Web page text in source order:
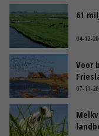
61
04-12-
Voor
07-11-